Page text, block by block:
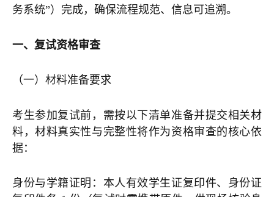
务系统”）完成，确保流程规范、信息可追溯。
一、复试资格审查
（一）材料准备要求
考生参加复试前，需按以下清单准备并提交相关材
料，材料真实性与完整性将作为资格审查的核心依
据：
身份与学籍证明：本人有效学生证复印件、身份证